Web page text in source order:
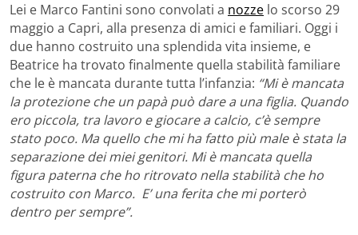
Lei e Marco Fantini sono convolati a nozze lo scorso 29
maggio a Capri, alla presenza di amici e familiari. Oggi i
due hanno costruito una splendida vita insieme, e
Beatrice ha trovato finalmente quella stabilità familiare
che le è mancata durante tutta l’infanzia: “Mi è mancata
la protezione che un papà può dare a una figlia. Quando
ero piccola, tra lavoro e giocare a calcio, c’è sempre
stato poco. Ma quello che mi ha fatto più male è stata la
separazione dei miei genitori. Mi è mancata quella
figura paterna che ho ritrovato nella stabilità che ho
costruito con Marco. E’ una ferita che mi porterò
dentro per sempre”.